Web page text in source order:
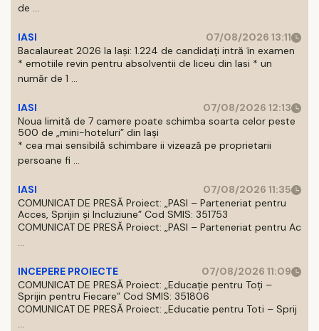
de ...
IASI
07/08/2026 13:11
Bacalaureat 2026 la Iași: 1.224 de candidați intră în examen
* emotiile revin pentru absolventii de liceu din Iasi * un
număr de 1 ...
IASI
07/08/2026 12:13
Noua limită de 7 camere poate schimba soarta celor peste
500 de „mini-hoteluri” din Iași
* cea mai sensibilă schimbare ii vizează pe proprietarii
persoane fi ...
IASI
07/08/2026 11:35
COMUNICAT DE PRESĂ Proiect: „PASI – Parteneriat pentru
Acces, Sprijin și Incluziune” Cod SMIS: 351753
COMUNICAT DE PRESĂ Proiect: „PASI – Parteneriat pentru Ac
...
INCEPERE PROIECTE
07/08/2026 11:09
COMUNICAT DE PRESĂ Proiect: „Educație pentru Toți –
Sprijin pentru Fiecare” Cod SMIS: 351806
COMUNICAT DE PRESĂ Proiect: „Educatie pentru Toti – Sprij
...